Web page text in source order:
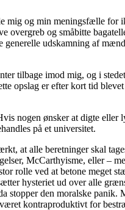
mig og min meningsfælle for
overgreb og småbitte
generelle udskamning af
tilbage imod mig, og i
opslag er efter kort tid
nogen ønsker at digte eller
på et universitet.
at alle beretninger skal
McCarthyisme, eller –
rolle ved at betone meget
hysteriet ud over alle
stopper den moralske panik.
kontraproduktivt for